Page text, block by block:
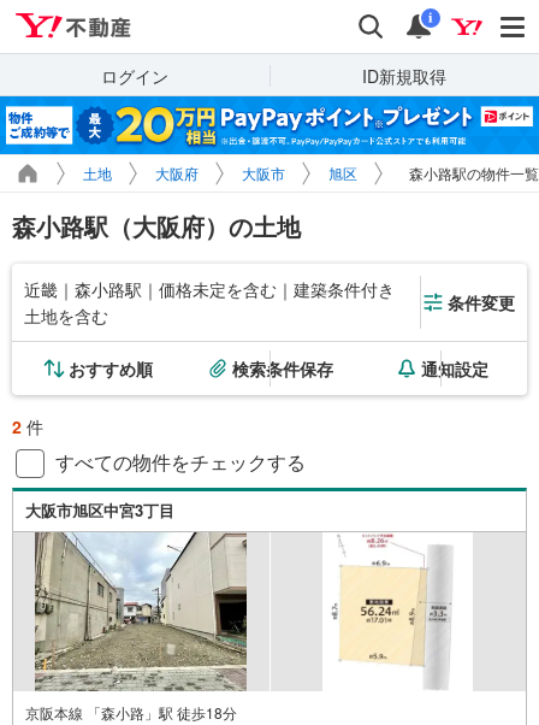
検索 通知
i
ログイン ID新規取得
土地 大阪府 大阪市 旭区 森小路駅の物件一覧
森小路駅（大阪府）の土地
近畿｜森小路駅｜価格未定を含む｜建築条件付き
土地を含む
条件変更
おすすめ順 検索条件保存 通知設定
2 件
すべての物件をチェックする
大阪市旭区中宮3丁目
京阪本線 「森小路」駅 徒歩18分